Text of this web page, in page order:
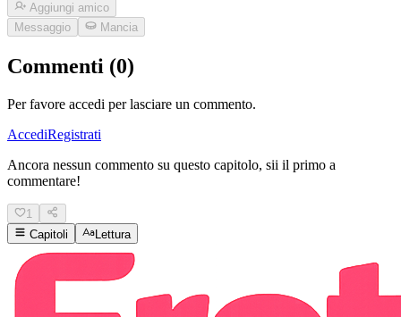
Aggiungi amico
Messaggio
Mancia
Commenti (0)
Per favore accedi per lasciare un commento.
AccediRegistrati
Ancora nessun commento su questo capitolo, sii il primo a
commentare!
1
Capitoli
Lettura